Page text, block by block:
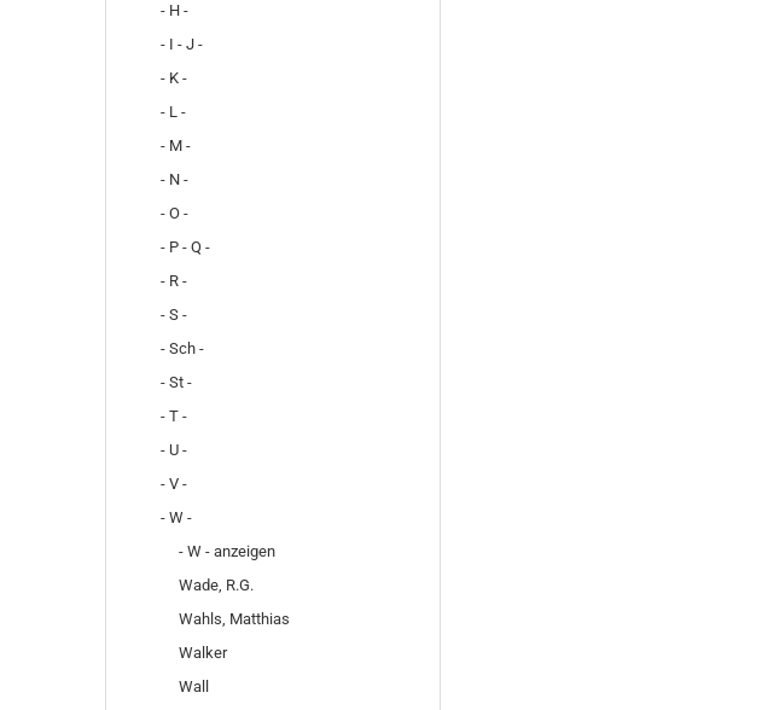
- H -
- I - J -
- K -
- L -
- M -
- N -
- O -
- P - Q -
- R -
- S -
- Sch -
- St -
- T -
- U -
- V -
- W -
- W - anzeigen
Wade, R.G.
Wahls, Matthias
Walker
Wall